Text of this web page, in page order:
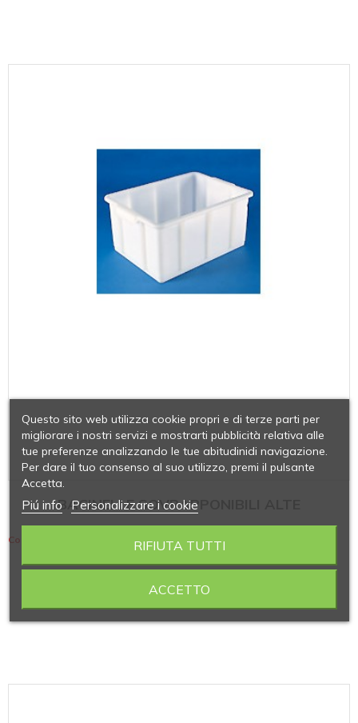
BACINELLE SOVRAPPONIBILI ALTE
Contiene 4 articoli
Questo sito web utilizza cookie propri e di terze parti per
migliorare i nostri servizi e mostrarti pubblicità relativa alle
tue preferenze analizzando le tue abitudinidi navigazione.
Per dare il tuo consenso al suo utilizzo, premi il pulsante
Accetta.
Piú info Personalizzare i cookie
RIFIUTA TUTTI
ACCETTO